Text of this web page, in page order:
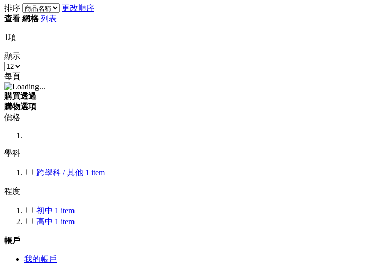
排序
更改順序
查看 網格 列表
1項
顯示
每頁
購買透過
購物選項
價格
學科
跨學科 / 其他 1 item
程度
初中 1 item
高中 1 item
帳戶
我的帳戶